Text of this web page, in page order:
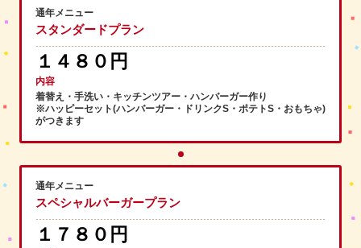
通年メニュー
スタンダードプラン
１４８０円
内容
着替え・手洗い・キッチンツアー・ハンバーガー作り
※ハッピーセット(ハンバーガー・ドリンクS・ポテトS・おもちゃ)
がつきます
通年メニュー
スペシャルバーガープラン
１７８０円